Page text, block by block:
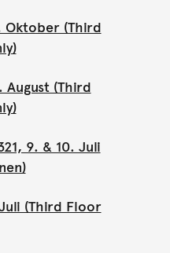
Oktober (Third
August (Third
9. & 10. Juli
(Third Floor